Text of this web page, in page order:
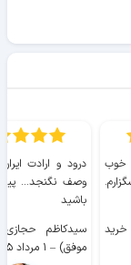
خوب
ابوالفضل صالحی (۱۱۳ خرید
درود و ارادت
وصف نگنجد...
باشید
موفق) – ۱ مرداد ۱۴۰۵